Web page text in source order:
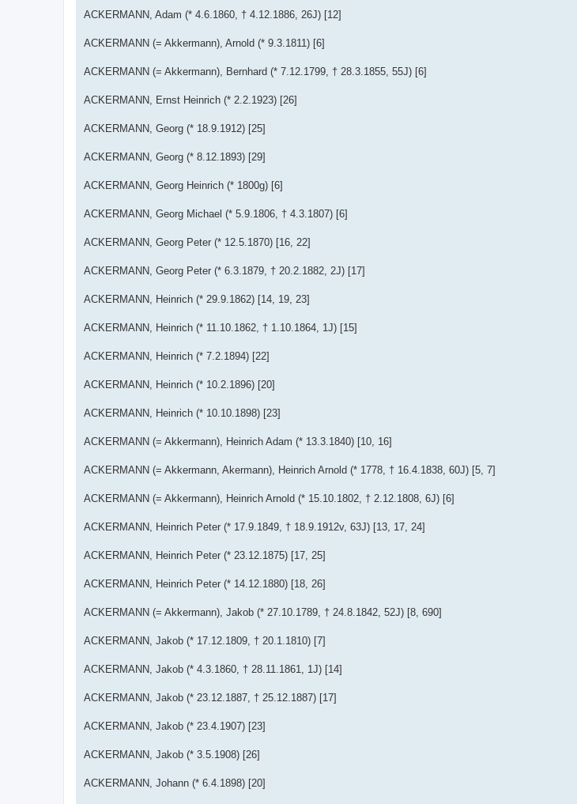
ACKERMANN, Adam (* 4.6.1860, † 4.12.1886, 26J) [12]
ACKERMANN (= Akkermann), Arnold (* 9.3.1811) [6]
ACKERMANN (= Akkermann), Bernhard (* 7.12.1799, † 28.3.1855, 55J) [6]
ACKERMANN, Ernst Heinrich (* 2.2.1923) [26]
ACKERMANN, Georg (* 18.9.1912) [25]
ACKERMANN, Georg (* 8.12.1893) [29]
ACKERMANN, Georg Heinrich (* 1800g) [6]
ACKERMANN, Georg Michael (* 5.9.1806, † 4.3.1807) [6]
ACKERMANN, Georg Peter (* 12.5.1870) [16, 22]
ACKERMANN, Georg Peter (* 6.3.1879, † 20.2.1882, 2J) [17]
ACKERMANN, Heinrich (* 29.9.1862) [14, 19, 23]
ACKERMANN, Heinrich (* 11.10.1862, † 1.10.1864, 1J) [15]
ACKERMANN, Heinrich (* 7.2.1894) [22]
ACKERMANN, Heinrich (* 10.2.1896) [20]
ACKERMANN, Heinrich (* 10.10.1898) [23]
ACKERMANN (= Akkermann), Heinrich Adam (* 13.3.1840) [10, 16]
ACKERMANN (= Akkermann, Akermann), Heinrich Arnold (* 1778, † 16.4.1838, 60J) [5, 7]
ACKERMANN (= Akkermann), Heinrich Arnold (* 15.10.1802, † 2.12.1808, 6J) [6]
ACKERMANN, Heinrich Peter (* 17.9.1849, † 18.9.1912v, 63J) [13, 17, 24]
ACKERMANN, Heinrich Peter (* 23.12.1875) [17, 25]
ACKERMANN, Heinrich Peter (* 14.12.1880) [18, 26]
ACKERMANN (= Akkermann), Jakob (* 27.10.1789, † 24.8.1842, 52J) [8, 690]
ACKERMANN, Jakob (* 17.12.1809, † 20.1.1810) [7]
ACKERMANN, Jakob (* 4.3.1860, † 28.11.1861, 1J) [14]
ACKERMANN, Jakob (* 23.12.1887, † 25.12.1887) [17]
ACKERMANN, Jakob (* 23.4.1907) [23]
ACKERMANN, Jakob (* 3.5.1908) [26]
ACKERMANN, Johann (* 6.4.1898) [20]